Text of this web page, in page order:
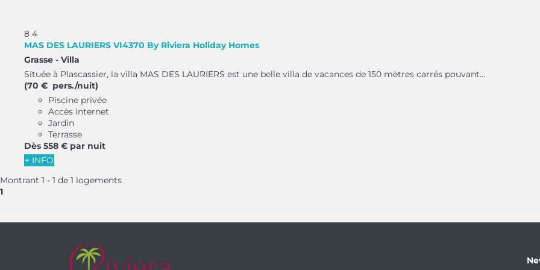
8 4
MAS DES LAURIERS VI4370 By Riviera Holiday Homes
Grasse - Villa
Située à Plascassier, la villa MAS DES LAURIERS est une belle villa de vacances de 150 mètres carrés pouvant...
(70 € pers./nuit)
Piscine privée
Accès Internet
Jardin
Terrasse
Dès 558 € par nuit
+ INFO
Montrant 1 - 1 de 1 logements
1